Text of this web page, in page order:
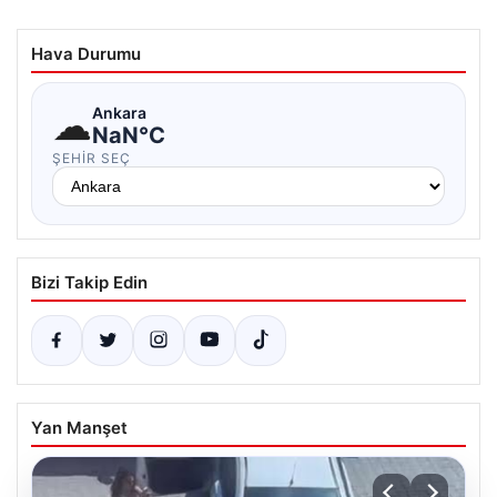
Hava Durumu
☁Ankara
NaN°C
ŞEHIR SEÇ
Bizi Takip Edin
Yan Manşet